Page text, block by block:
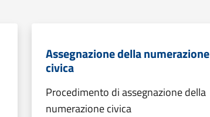
Assegnazione della numerazione
civica
Procedimento di assegnazione della
numerazione civica